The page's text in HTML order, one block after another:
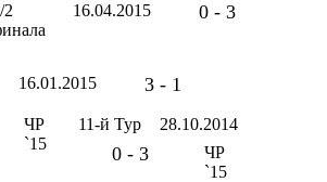
2
16.04.2015 0 - 3
16.01.2015 3 - 1
ЧР
`15
11-й Тур 28.10.2014
0 - 3
ЧР
`15